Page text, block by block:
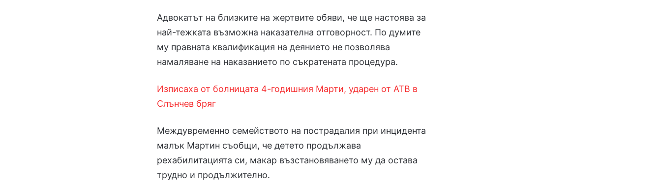
Адвокатът на близките на жертвите обяви, че ще настоява за
най-тежката възможна наказателна отговорност. По думите
му правната квалификация на деянието не позволява
намаляване на наказанието по съкратената процедура.
Изписаха от болницата 4-годишния Марти, ударен от АТВ в
Слънчев бряг
Междувременно семейството на пострадалия при инцидента
малък Мартин съобщи, че детето продължава
рехабилитацията си, макар възстановяването му да остава
трудно и продължително.